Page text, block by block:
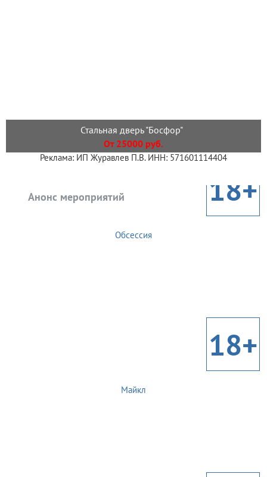
Стальная дверь "Босфор"
От 25000 руб.
Реклама: ИП Журавлев П.В. ИНН: 571601114404
Анонс мероприятий 18+
Обсессия
18+
Майкл